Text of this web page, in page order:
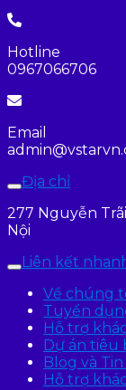
Hotline
0967066706
Email
Địa chỉ
277 Nguyễn
Nội
Liên kết
Về chúng
Tuyển
Hỗ trợ
Dự án tiêu
Blog và
Hỗ trợ